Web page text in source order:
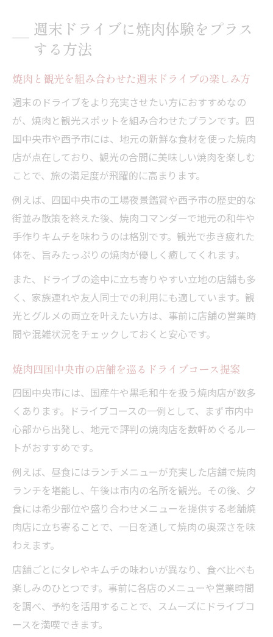
週末ドライブに焼肉体験をプラス
する方法
焼肉と観光を組み合わせた週末ドライブの楽しみ方
週末のドライブをより充実させたい方におすすめなの
が、焼肉と観光スポットを組み合わせたプランです。四
国中央市や西予市には、地元の新鮮な食材を使った焼肉
店が点在しており、観光の合間に美味しい焼肉を楽しむ
ことで、旅の満足度が飛躍的に高まります。
例えば、四国中央市の工場夜景鑑賞や西予市の歴史的な
街並み散策を終えた後、焼肉コマンダーで地元の和牛や
手作りキムチを味わうのは格別です。観光で歩き疲れた
体を、旨みたっぷりの焼肉が優しく癒してくれます。
また、ドライブの途中に立ち寄りやすい立地の店舗も多
く、家族連れや友人同士での利用にも適しています。観
光とグルメの両立を叶えたい方は、事前に店舗の営業時
間や混雑状況をチェックしておくと安心です。
焼肉四国中央市の店舗を巡るドライブコース提案
四国中央市には、国産牛や黒毛和牛を扱う焼肉店が数多
くあります。ドライブコースの一例として、まず市内中
心部から出発し、地元で評判の焼肉店を数軒めぐるルー
トがおすすめです。
例えば、昼食にはランチメニューが充実した店舗で焼肉
ランチを堪能し、午後は市内の名所を観光。その後、夕
食には希少部位や盛り合わせメニューを提供する老舗焼
肉店に立ち寄ることで、一日を通して焼肉の奥深さを味
わえます。
店舗ごとにタレやキムチの味わいが異なり、食べ比べも
楽しみのひとつです。事前に各店のメニューや営業時間
を調べ、予約を活用することで、スムーズにドライブコ
ースを満喫できます。